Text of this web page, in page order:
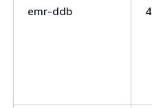
emr-ddb